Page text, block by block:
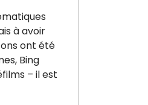
à avoir
ont été
Bing
– il est